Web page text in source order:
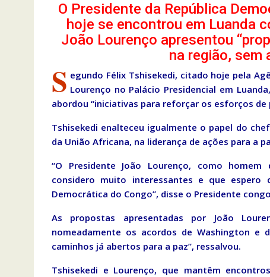
O Presidente da República
hoje se encontrou em Luanda
João Lourenço apresentou
na região, sem
S egundo Félix Tshisekedi, citado hoje pela
Lourenço no Palácio Presidencial em
abordou “iniciativas para reforçar os esforços de
Tshisekedi enalteceu igualmente o papel do
da União Africana, na liderança de ações para a
“O Presidente João Lourenço, como
considero muito interessantes e que espero
Democrática do Congo”, disse o Presidente
As propostas apresentadas por João
nomeadamente os acordos de Washington e
caminhos já abertos para a paz”, ressalvou.
Tshisekedi e Lourenço, que mantêm